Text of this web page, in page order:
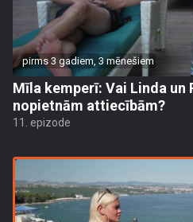
pirms 3 gadiem, 3 mēnešiem
Mīla kemperī: Vai Linda un
nopietnām attiecībām?
11. epizode